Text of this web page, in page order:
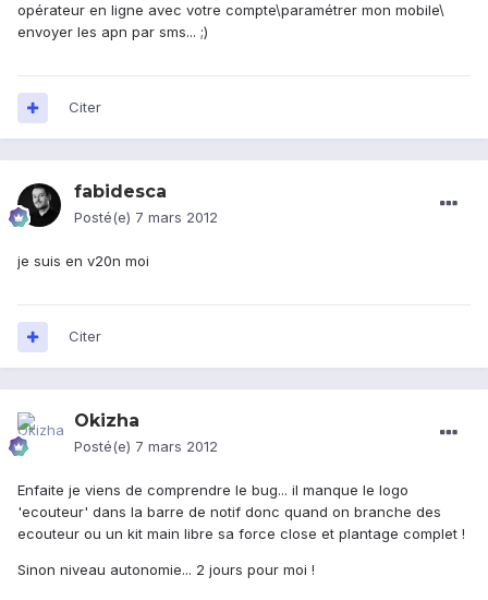
opérateur en ligne avec votre compte\paramétrer mon mobile\
envoyer les apn par sms... ;)
Citer
fabidesca
Posté(e) 7 mars 2012
je suis en v20n moi
Citer
Okizha
Posté(e) 7 mars 2012
Enfaite je viens de comprendre le bug... il manque le logo
'ecouteur' dans la barre de notif donc quand on branche des
ecouteur ou un kit main libre sa force close et plantage complet !
Sinon niveau autonomie... 2 jours pour moi !